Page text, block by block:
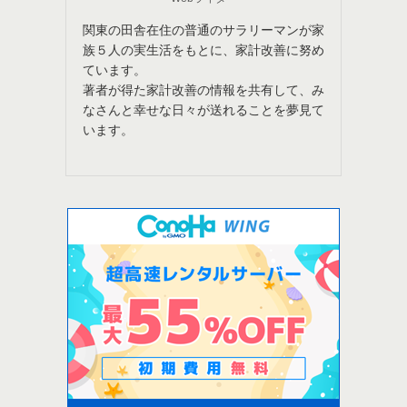
関東の田舎在住の普通のサラリーマンが家
族５人の実生活をもとに、家計改善に努め
ています。
著者が得た家計改善の情報を共有して、み
なさんと幸せな日々が送れることを夢見て
います。